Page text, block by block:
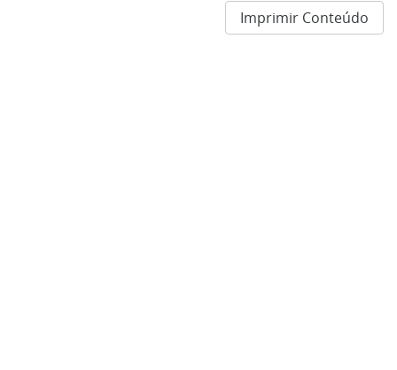
Imprimir Conteúdo